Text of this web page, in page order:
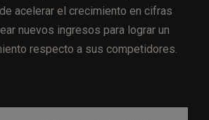
acelerar el crecimiento en cifras
nuevos ingresos para lograr un
respecto a sus competidores.